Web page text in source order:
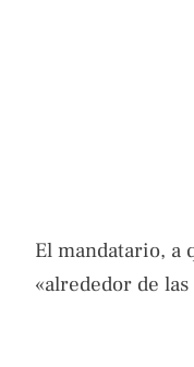
El mandatario, a
«alrededor de